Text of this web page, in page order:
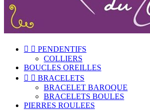
  PENDENTIFS
COLLIERS
BOUCLES OREILLES
  BRACELETS
BRACELET BAROQUE
BRACELETS BOULES
PIERRES ROULEES